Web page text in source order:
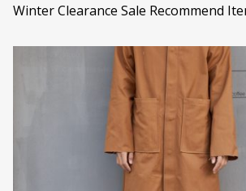
Winter Clearance Sale Recommend